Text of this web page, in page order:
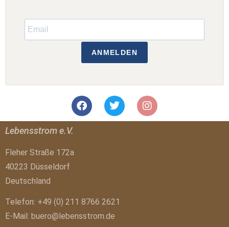
ANMELDEN
Lebensstrom e.V.
Fleher Straße 172a
40223 Düsseldorf
Deutschland
Telefon: +49 (0) 211 8766 2621
E-Mail: buero@lebensstrom.de